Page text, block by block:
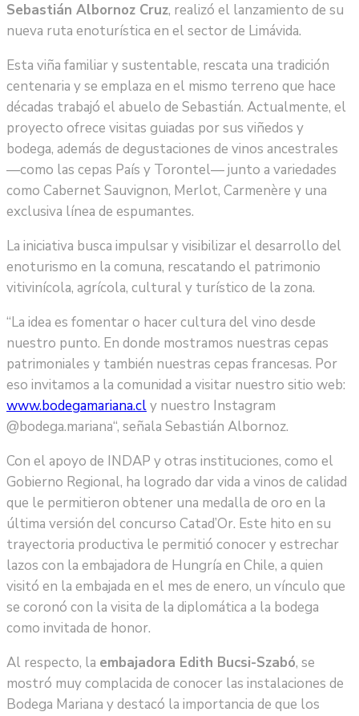
Sebastián Albornoz Cruz, realizó el lanzamiento de su
nueva ruta enoturística en el sector de Limávida.
Esta viña familiar y sustentable, rescata una tradición
centenaria y se emplaza en el mismo terreno que hace
décadas trabajó el abuelo de Sebastián. Actualmente, el
proyecto ofrece visitas guiadas por sus viñedos y
bodega, además de degustaciones de vinos ancestrales
—como las cepas País y Torontel— junto a variedades
como Cabernet Sauvignon, Merlot, Carmenère y una
exclusiva línea de espumantes.
La iniciativa busca impulsar y visibilizar el desarrollo del
enoturismo en la comuna, rescatando el patrimonio
vitivinícola, agrícola, cultural y turístico de la zona.
“La idea es fomentar o hacer cultura del vino desde
nuestro punto. En donde mostramos nuestras cepas
patrimoniales y también nuestras cepas francesas. Por
eso invitamos a la comunidad a visitar nuestro sitio web:
www.bodegamariana.cly nuestro Instagram
@bodega.mariana“, señala Sebastián Albornoz.
Con el apoyo de INDAP y otras instituciones, como el
Gobierno Regional, ha logrado dar vida a vinos de calidad
que le permitieron obtener una medalla de oro en la
última versión del concurso Catad’Or. Este hito en su
trayectoria productiva le permitió conocer y estrechar
lazos con la embajadora de Hungría en Chile, a quien
visitó en la embajada en el mes de enero, un vínculo que
se coronó con la visita de la diplomática a la bodega
como invitada de honor.
Al respecto, la embajadora Edith Bucsi-Szabó, se
mostró muy complacida de conocer las instalaciones de
Bodega Mariana y destacó la importancia de que los